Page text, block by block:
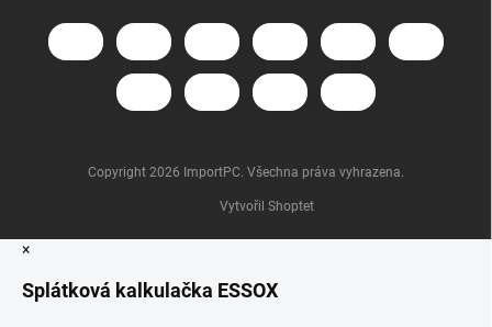
Vytvořil Shoptet
Copyright 2026 ImportPC . Všechna práva vyhrazena.
×
Splátková kalkulačka ESSOX